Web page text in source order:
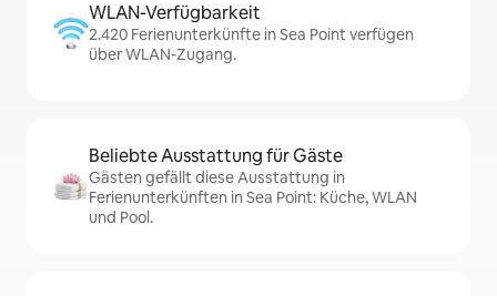
WLAN-Verfügbarkeit
2.420 Ferienunterkünfte in Sea Point verfügen
über WLAN-Zugang.
Beliebte Ausstattung für Gäste
Gästen gefällt diese Ausstattung in
Ferienunterkünften in Sea Point: Küche, WLAN
und Pool.